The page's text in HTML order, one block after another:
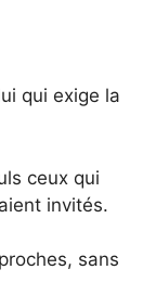
qui exige la
ceux qui
invités.
sans